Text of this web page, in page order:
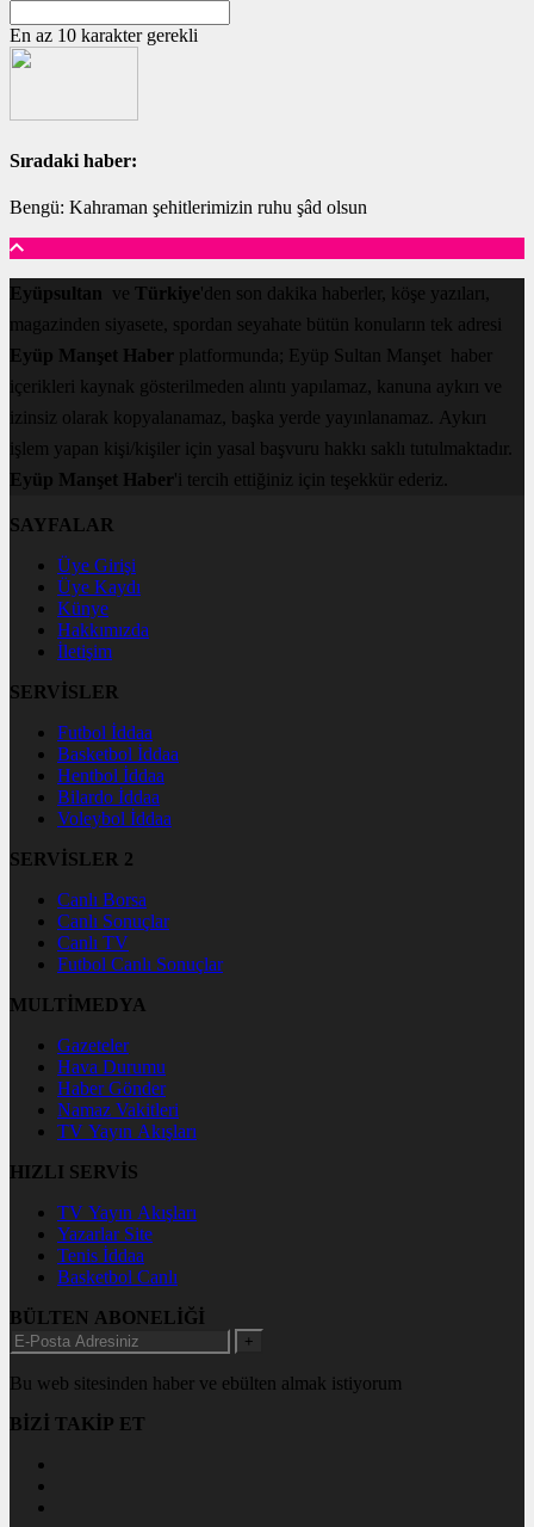
En az 10 karakter gerekli
Sıradaki haber:
Bengü: Kahraman şehitlerimizin ruhu şâd olsun
Eyüpsultan ve Türkiye'den son dakika haberler, köşe yazıları,
magazinden siyasete, spordan seyahate bütün konuların tek adresi
Eyüp Manşet Haber platformunda; Eyüp Sultan Manşet haber
içerikleri kaynak gösterilmeden alıntı yapılamaz, kanuna aykırı ve
izinsiz olarak kopyalanamaz, başka yerde yayınlanamaz. Aykırı
işlem yapan kişi/kişiler için yasal başvuru hakkı saklı tutulmaktadır.
Eyüp Manşet Haber'i tercih ettiğiniz için teşekkür ederiz.
SAYFALAR
Üye Girişi
Üye Kaydı
Künye
Hakkımızda
İletişim
SERVİSLER
Futbol İddaa
Basketbol İddaa
Hentbol İddaa
Bilardo İddaa
Voleybol İddaa
SERVİSLER 2
Canlı Borsa
Canlı Sonuçlar
Canlı TV
Futbol Canlı Sonuçlar
MULTİMEDYA
Gazeteler
Hava Durumu
Haber Gönder
Namaz Vakitleri
TV Yayın Akışları
HIZLI SERVİS
TV Yayın Akışları
Yazarlar Site
Tenis İddaa
Basketbol Canlı
BÜLTEN ABONELİĞİ
+
Bu web sitesinden haber ve ebülten almak istiyorum
BİZİ TAKİP ET